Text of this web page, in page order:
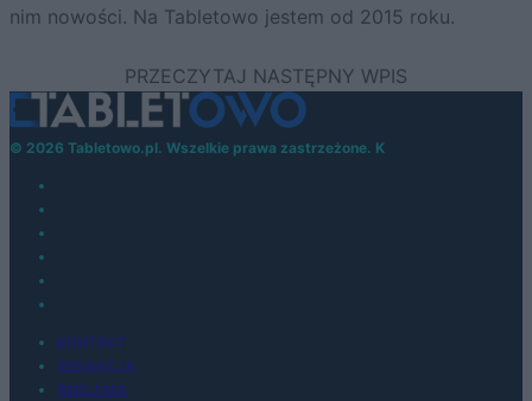
nim nowości. Na Tabletowo jestem od 2015 roku.
© 2026 Tabletowo.pl. Wszelkie prawa zastrzeżone. K
KONTAKT
REDAKCJA
REKLAMA